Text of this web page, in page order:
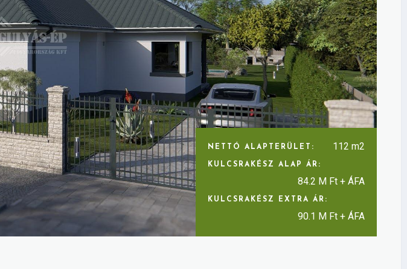
NETTÓ ALAPTERÜLET: 112 m2
KULCSRAKÉSZ ALAP ÁR:
84.2 M Ft + ÁFA
KULCSRAKÉSZ EXTRA ÁR:
90.1 M Ft + ÁFA